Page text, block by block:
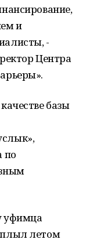
и
-
Центра
базы
по
уфимца
летом